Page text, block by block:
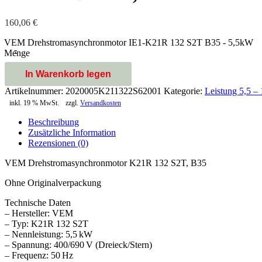
160,06 €
-
VEM Drehstromasynchronmotor IE1-K21R 132 S2T B35 - 5,5kW
Menge
In Warenkorb legen
Artikelnummer: 2020005K211322S62001 Kategorie: Leistung 5,5 –
inkl. 19 % MwSt. zzgl. Versandkosten
Beschreibung
Zusätzliche Information
Rezensionen (0)
VEM Drehstromasynchronmotor K21R 132 S2T, B35
Ohne Originalverpackung
Technische Daten
– Hersteller: VEM
– Typ: K21R 132 S2T
– Nennleistung: 5,5 kW
– Spannung: 400/690 V (Dreieck/Stern)
– Frequenz: 50 Hz